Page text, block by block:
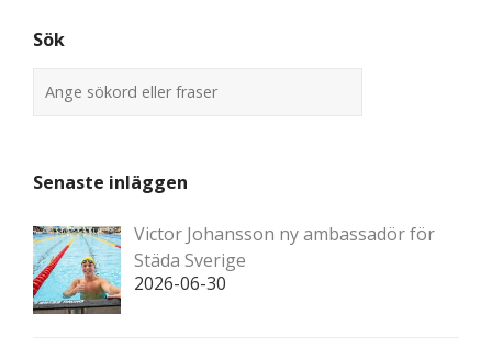
Sök
Senaste inläggen
Victor Johansson ny ambassadör för
Städa Sverige
2026-06-30